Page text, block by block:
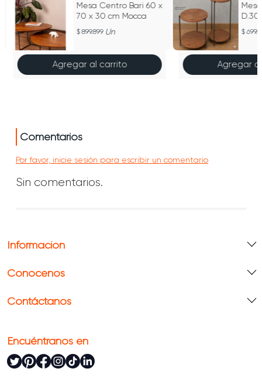
Mesa Centro Bari 60 x
70 x 30 cm Mocca
899.899 Un
Agregar al carrito
D.30
Agregar
Comentarios
Por favor, inicie sesión para escribir un comentario
Sin comentarios.
Información
Conócenos
Contáctanos
Encuéntranos en